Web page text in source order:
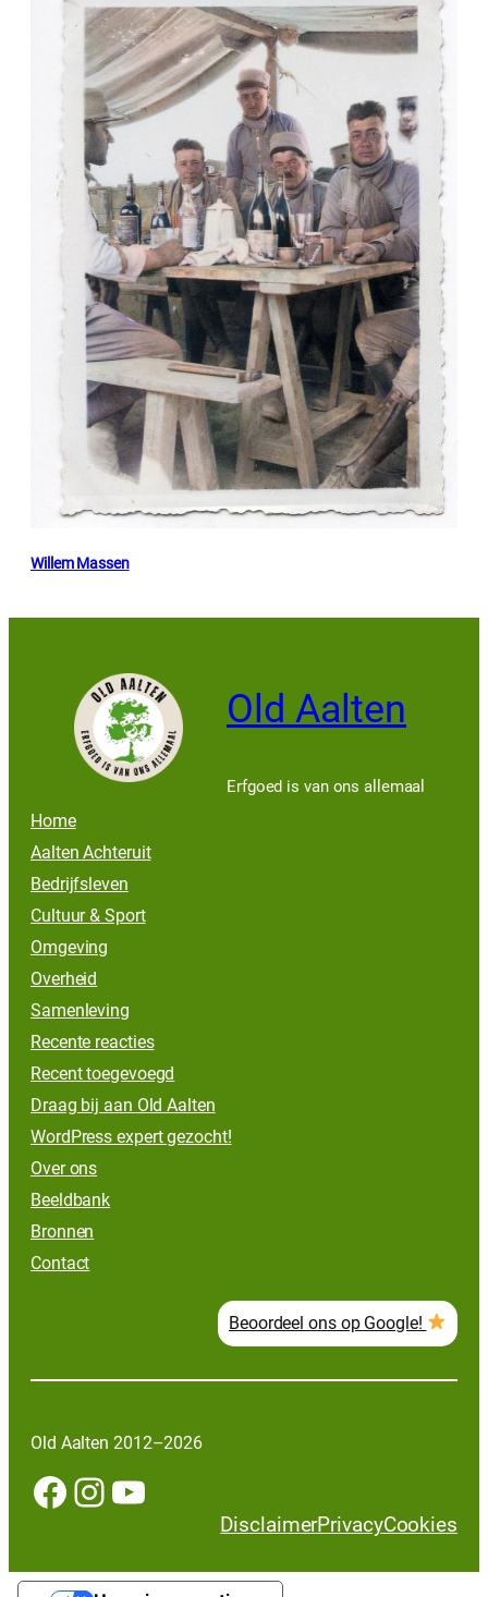
Willem Massen
Old Aalten
Erfgoed is van ons allemaal
Home
Aalten Achteruit
Bedrijfsleven
Cultuur & Sport
Omgeving
Overheid
Samenleving
Recente reacties
Recent toegevoegd
Draag bij aan Old Aalten
WordPress expert gezocht!
Over ons
Beeldbank
Bronnen
Contact
Beoordeel ons op Google!
Old Aalten 2012–2026
Facebook InstagramYouTube
DisclaimerPrivacyCookies